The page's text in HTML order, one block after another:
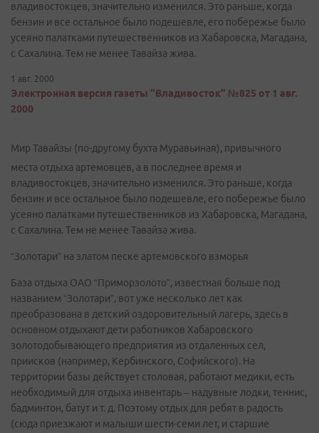
владивостокцев, значительно изменился. Это раньше, когда
бензин и все остальное было подешевле, его побережье было
усеяно палатками путешественников из Хабаровска, Магадана,
с Сахалина. Тем не менее Тавайза жива.
1 авг. 2000
Электронная версия газеты "Владивосток" №825 от 1 авг.
2000
Мир Тавайзы (по-другому бухта Муравьиная), привычного
места отдыха артемовцев, а в последнее время и
владивостокцев, значительно изменился. Это раньше, когда
бензин и все остальное было подешевле, его побережье было
усеяно палатками путешественников из Хабаровска, Магадана,
с Сахалина. Тем не менее Тавайза жива.
“Золотари” на златом песке артемовского взморья
База отдыха ОАО “Приморзолото”, известная больше под
названием “Золотари”, вот уже несколько лет как
преобразована в детский оздоровительный лагерь, здесь в
основном отдыхают дети работников Хабаровского
золотодобывающего предприятия из отдаленных сел,
приисков (например, Кербинского, Софийского). На
территории базы действует столовая, работают медики, есть
необходимый для отдыха инвентарь – надувные лодки, теннис,
бадминтон, батут и т. д. Поэтому отдых для ребят в радость
(сюда приезжают и малыши шести-семи лет, и старшие